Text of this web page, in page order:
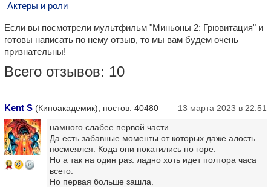
Актеры и роли
Если вы посмотрели мультфильм "Миньоны 2: Грювитация" и
готовы написать по нему отзыв, то мы вам будем очень
признательны!
Всего отзывов: 10
Kent S (Киноакадемик), постов: 40480 13 марта 2023 в 22:51
14
намного слабее первой части.
Да есть забавные моменты от которых даже алость
посмеялся. Кода они покатились по горе.
Но а так на один раз. ладно хоть идет полтора часа
всего.
Но первая больше зашла.